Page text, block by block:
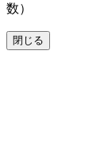
数）
閉じる